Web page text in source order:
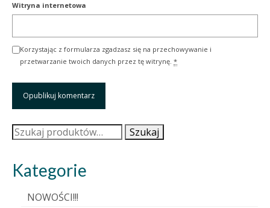
Witryna internetowa
Korzystając z formularza zgadzasz się na przechowywanie i
przetwarzanie twoich danych przez tę witrynę. *
Szukaj: Szukaj
Kategorie
NOWOŚCI!!!